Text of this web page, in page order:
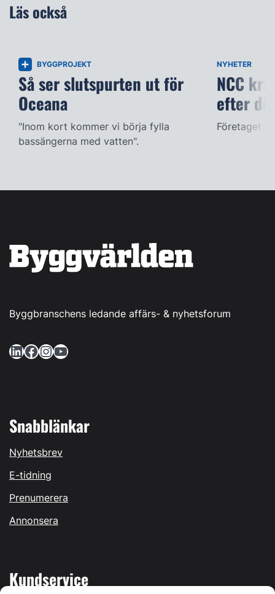
Läs också
BYGGPROJEKT
Så ser slutspurten ut för
Oceana
"Inom kort kommer vi börja fylla
bassängerna med vatten".
NYHETER
NCC
efter
Företaget
Byggbranschens ledande affärs- & nyhetsforum
LinkedIn Facebook InstagramYouTube
Snabblänkar
Nyhetsbrev
E-tidning
Prenumerera
Annonsera
Kundservice